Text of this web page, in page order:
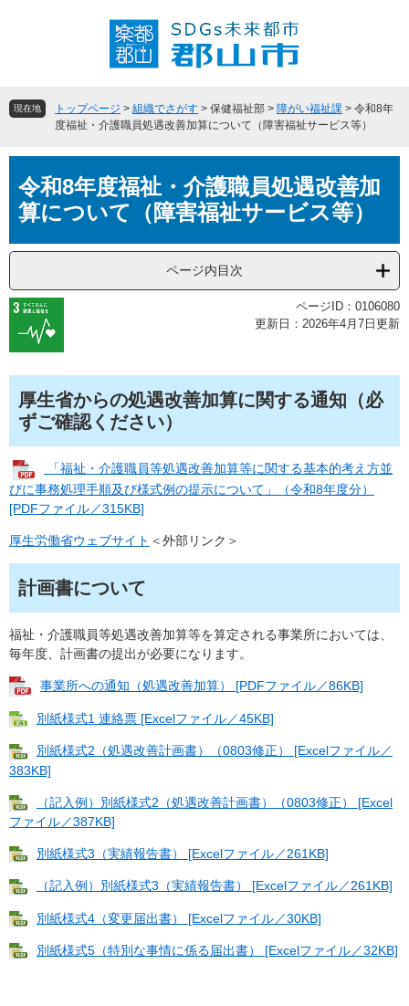
頭
飛現在地 トップページ > 組織でさがす > 保健福祉部 > 障がい福祉課 > 令和8年
度福祉・介護職員処遇改善加算について（障害福祉サービス等）
文令和8年度福祉・介護職員処遇改善加
算について（障害福祉サービス等）
ページ内目次
ページID：0106080
更新日：2026年4月7日更新
厚生省からの処遇改善加算に関する通知（必
ずご確認ください）
「福祉・介護職員等処遇改善加算等に関する基本的考え方並
びに事務処理手順及び様式例の提示について」（令和8年度分）
[PDFファイル／315KB]
厚生労働省ウェブサイト ＜外部リンク＞
計画書について
福祉・介護職員等処遇改善加算等を算定される事業所においては、
毎年度、計画書の提出が必要になります。
事業所への通知（処遇改善加算） [PDFファイル／86KB]
別紙様式1 連絡票 [Excelファイル／45KB]
別紙様式2（処遇改善計画書）（0803修正） [Excelファイル／
383KB]
（記入例）別紙様式2（処遇改善計画書）（0803修正） [Excel
ファイル／387KB]
別紙様式3（実績報告書） [Excelファイル／261KB]
（記入例）別紙様式3（実績報告書） [Excelファイル／261KB]
別紙様式4（変更届出書） [Excelファイル／30KB]
別紙様式5（特別な事情に係る届出書） [Excelファイル／32KB]